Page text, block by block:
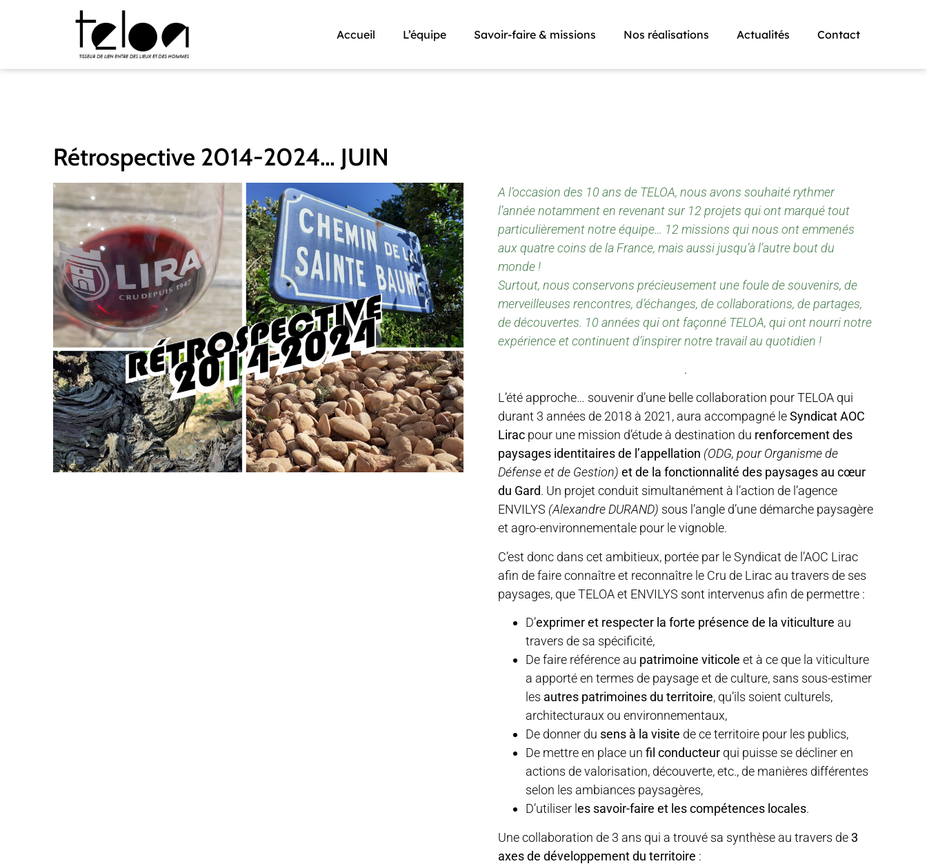
Accueil L’équipe Savoir-faire & missions Nos réalisations Actualités Contact
Rétrospective 2014-2024… JUIN
A l’occasion des 10 ans de TELOA, nous avons souhaité rythmer
l’année notamment en revenant sur 12 projets qui ont marqué tout
particulièrement notre équipe… 12 missions qui nous ont emmenés
aux quatre coins de la France, mais aussi jusqu’à l’autre bout du
monde !
Surtout, nous conservons précieusement une foule de souvenirs, de
merveilleuses rencontres, d’échanges, de collaborations, de partages,
de découvertes. 10 années qui ont façonné TELOA, qui ont nourri notre
expérience et continuent d’inspirer notre travail au quotidien !
.
L’été approche… souvenir d’une belle collaboration pour TELOA qui
durant 3 années de 2018 à 2021, aura accompagné leSyndicat AOC
Lirac pour une mission d’étude à destination du renforcement des
paysages identitaires de l’appellation (ODG, pour Organisme de
Défense et de Gestion) et de la fonctionnalité des paysages au cœur
du Gard. Un projet conduit simultanément à l’action de l’agence
ENVILYS (Alexandre DURAND) sous l’angle d’une démarche paysagère
et agro-environnementale pour le vignoble.
C’est donc dans cet ambitieux, portée par le Syndicat de l’AOC Lirac
afin de faire connaître et reconnaître le Cru de Lirac au travers de ses
paysages, que TELOA et ENVILYS sont intervenus afin de permettre :
D’exprimer et respecter la forte présence de la viticulture au
travers de sa spécificité,
De faire référence au patrimoine viticole et à ce que la viticulture
a apporté en termes de paysage et de culture, sans sous-estimer
les autres patrimoines du territoire, qu’ils soient culturels,
architecturaux ou environnementaux,
De donner du sens à la visite de ce territoire pour les publics,
De mettre en place un fil conducteur qui puisse se décliner en
actions de valorisation, découverte, etc., de manières différentes
selon les ambiances paysagères,
D’utiliser l es savoir-faire et les compétences locales.
Une collaboration de 3 ans qui a trouvé sa synthèse au travers de3
axes de développement du territoire :